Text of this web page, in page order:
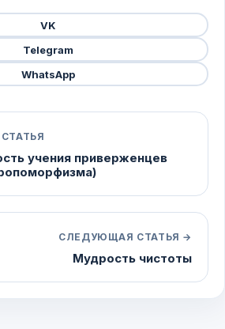
VK
Telegram
WhatsApp
учения приверженцев
СЛЕДУЮЩАЯ СТАТЬЯ →
Мудрость чистоты